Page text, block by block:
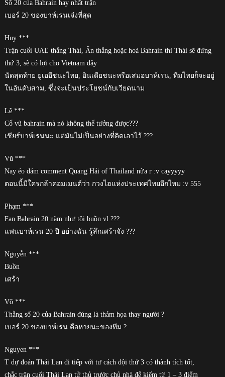
Số 20 của Bahrain hay nhất trận
เบอร์ 20 ของบาห์เรนเจ๋งที่สุด
Huy ***
Trận cuối UAE thắng Thái, Ấn thắng hoặc hoà Bahrain thì Thái sẽ đứng
thứ 3, sẽ có lợi cho Vietnam đây
นัดสุดท้าย ยูเออีชนะไทย, อินเดียชนะหรือเสมอบาห์เรน, ทีมไทยก็จะอยู่
ในอันดับสาม, ซึ่งจะเป็นประโยชน์กับเวียดนาม
Lê ***
Cổ vũ bahrain mà nó không thể tưởng được???
เชียร์บาห์เรนนะ แต่มันไม่เป็นอย่างที่คิดเอาไว้ ???
Vũ ***
Nay éo dám comment Quang Hải of Thailand nữa r :v cayyyyy
ตอนนี้มีใครกล้าคอมเมนต์ว่า กวงไฮแห่งประเทศไทยอีกไหม :v 555
Phạm ***
Fan Bahrain 20 năm như tôi buồn vl ???
แฟนบาห์เรน 20 ปี อย่างฉัน รู้สึกเศร้าจัง ???
Nguyễn ***
Buồn
เศร้า
Võ ***
Thằng số 20 của Bahrain đúng là thảm họa thay người ?
เบอร์ 20 ของบาห์เรน คือหายนะของทีม ?
Nguyen ***
T dự đoán Thái Lan đi tiếp với tư cách đội thứ 3 có thành tích tốt,
chắc trận cuối Thái Lan tử thủ trước chủ nhà để kiếm từ 1 – 3 điểm